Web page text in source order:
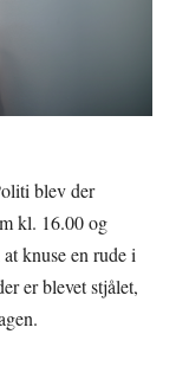
blev der
kl. 16.00 og
knuse en rude i
er blevet stjålet,